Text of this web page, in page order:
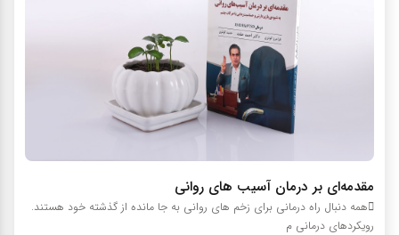
مقدمه‌ای بر درمان آسیب های روانی
همه دنبال راه درمانی برای زخم های روانی به جا مانده از گذشته خود هستند.
رویکردهای درمانی م